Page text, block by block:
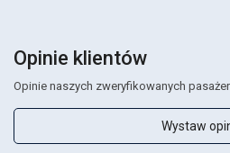
Opinie klientów
Opinie naszych zweryfikowanych
Wystaw